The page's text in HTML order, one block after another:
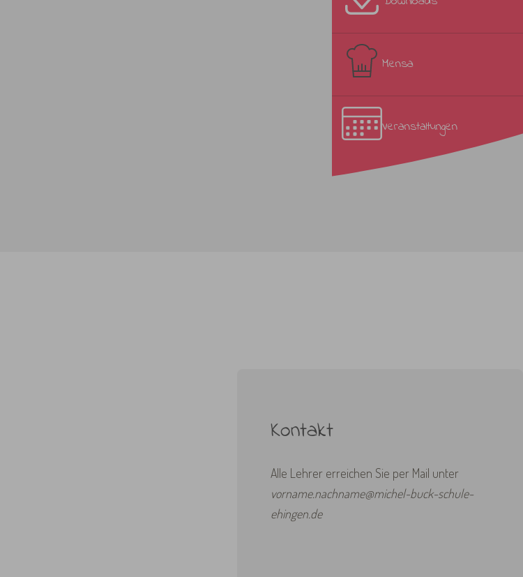
Mensa
Veranstaltungen
Kontakt
Alle Lehrer erreichen Sie per Mail unter
vorname.nachname@michel-buck-schule-
ehingen.de